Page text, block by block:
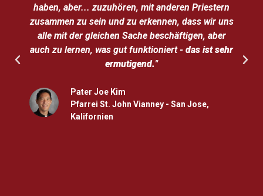
haben, aber... zuzuhören, mit anderen Priestern
zusammen zu sein und zu erkennen, dass wir uns
alle mit der gleichen Sache beschäftigen, aber
auch zu lernen, was gut funktioniert - das ist sehr
ermutigend."
Pater Joe Kim
Pfarrei St. John Vianney - San Jose,
Kalifornien